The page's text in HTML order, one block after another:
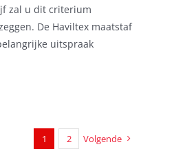
zal u dit criterium
De Haviltex maatstaf
uitspraak
1 2 Volgende